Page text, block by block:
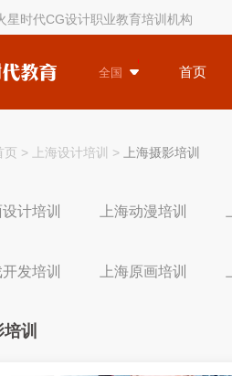
星时代CG设计职业教育培训机构
全国 首页
页 > 上海设计培训 > 上海摄影培训
设计培训 上海动漫培训
开发培训 上海原画培训
训